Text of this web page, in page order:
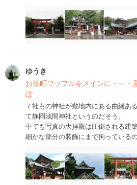
ゆうき
お茶町ワッフルをメインに・・・
ぽ
７社もの神社が敷地内にある由緒あ
て静岡浅間神社というのだそう。
中でも写真の大拝殿は圧倒される建
細かな部分の装飾にまで拘っている